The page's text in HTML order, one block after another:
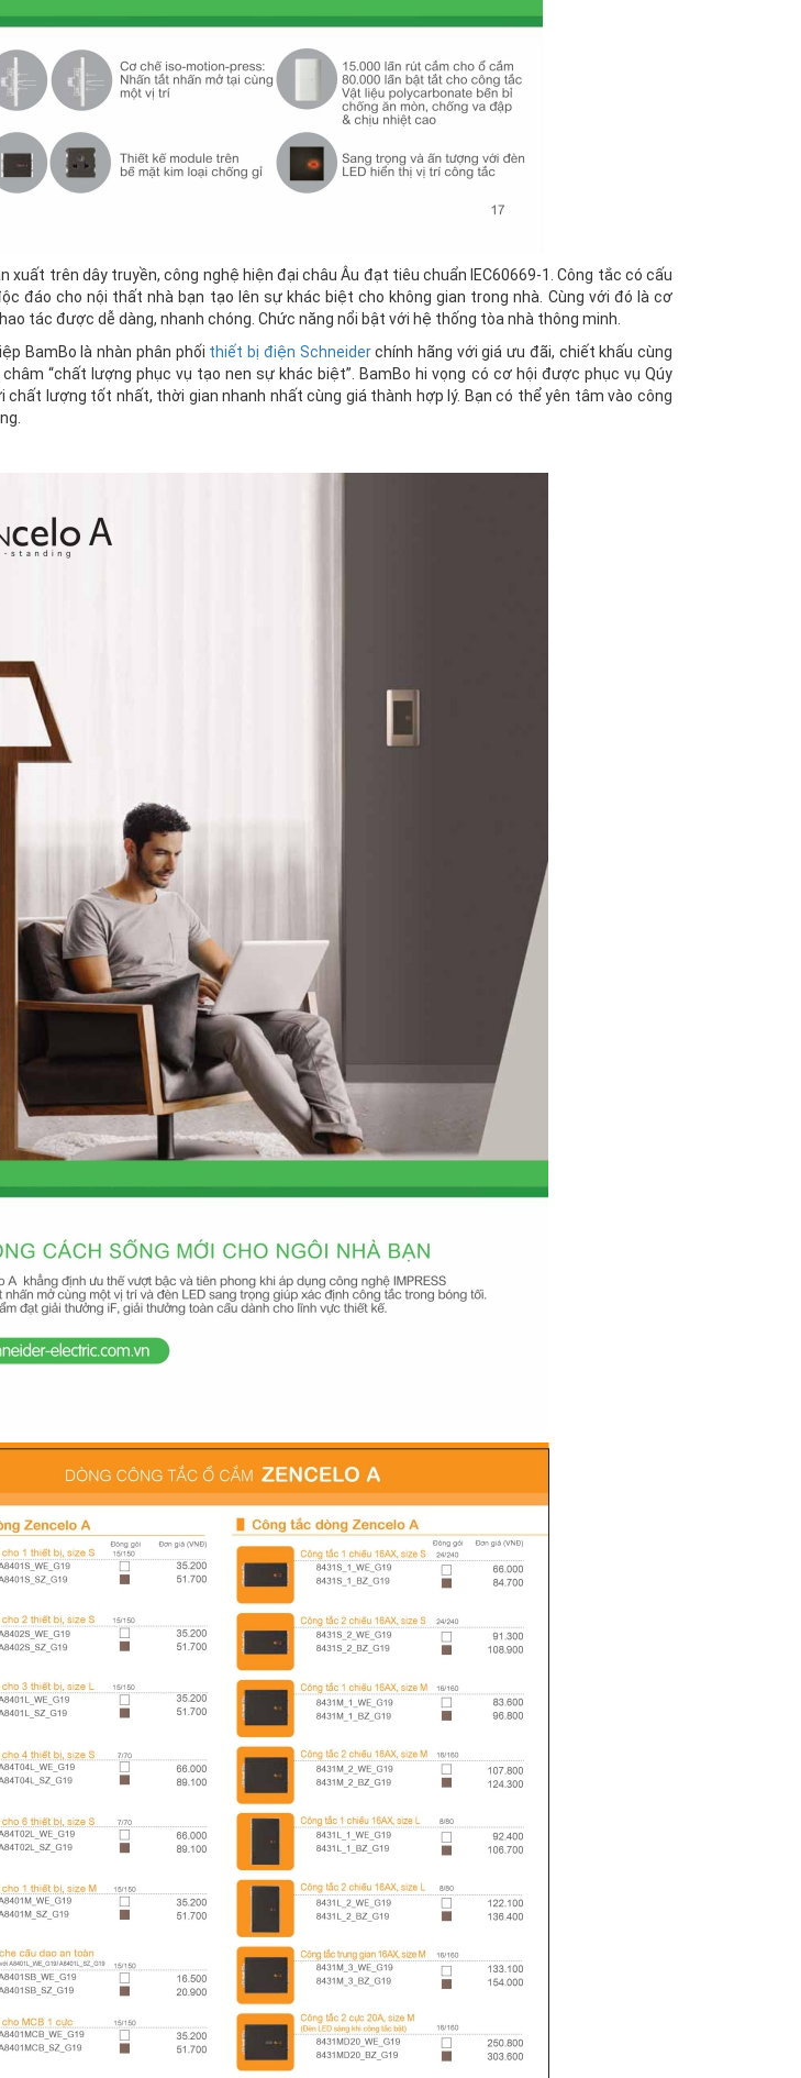
xuất trên dây truyền, công nghệ hiện đại châu Âu đạt tiêu chuẩn IEC60669-1. Công tắc có cấu
đáo cho nội thất nhà bạn tạo lên sự khác biệt cho không gian trong nhà. Cùng với đó là cơ
tác được dễ dàng, nhanh chóng. Chức năng nổi bật với hệ thống tòa nhà thông minh.
BamBo là nhàn phân phối thiết bị điện Schneiderchính hãng với giá ưu đãi, chiết khấu cùng
“chất lượng phục vụ tạo nen sự khác biệt”. BamBo hi vọng có cơ hội được phục vụ Qúy
chất lượng tốt nhất, thời gian nhanh nhất cùng giá thành hợp lý. Bạn có thể yên tâm vào công